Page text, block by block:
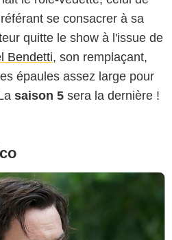
se consacrer à sa
quitte le show à l'issue de
Bendetti, son remplaçant,
épaules assez large pour
saison 5 sera la dernière !